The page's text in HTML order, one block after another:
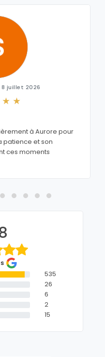
juillet 2026
à Aurore pour
patience et son
ces moments
535
26
6
2
15